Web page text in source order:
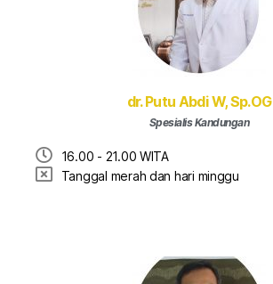
dr. Putu Abdi W, Sp.OG
Spesialis Kandungan
16.00 - 21.00 WITA
Tanggal merah dan hari minggu